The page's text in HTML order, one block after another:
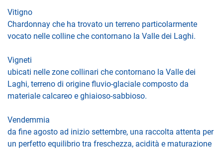
Vitigno
Chardonnay che ha trovato un terreno particolarmente
vocato nelle colline che contornano la Valle dei Laghi.
Vigneti
ubicati nelle zone collinari che contornano la Valle dei
Laghi, terreno di origine fluvio-glaciale composto da
materiale calcareo e ghiaioso-sabbioso.
Vendemmia
da fine agosto ad inizio settembre, una raccolta attenta per
un perfetto equilibrio tra freschezza, acidità e maturazione